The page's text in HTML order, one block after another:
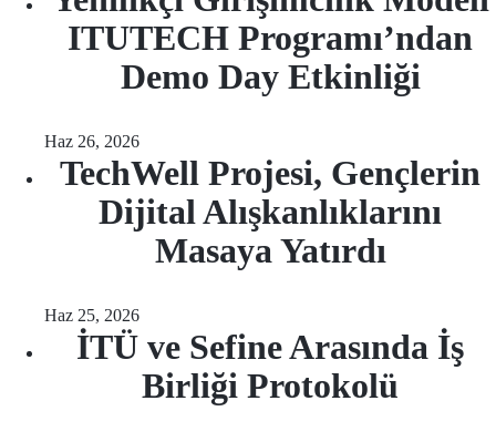
ITUTECH Programı’ndan
Demo Day Etkinliği
Haz 26, 2026
TechWell Projesi, Gençlerin
Dijital Alışkanlıklarını
Masaya Yatırdı
Haz 25, 2026
İTÜ ve Sefine Arasında İş
Birliği Protokolü